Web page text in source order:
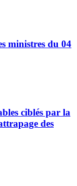
ministres du 04
ciblés par la
des